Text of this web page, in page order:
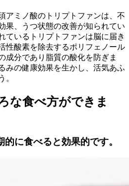
アミノ酸のトリプトファンは、不
果、うつ状態の改善が知られてい
ているトリプトファンは脳に届き
性酸素を除去するポリフェノール
成分であり脂質の酸化を防ぎま
みの健康効果を生かし、活気あふ
。
な食べ方ができま
に食べると効果的です。